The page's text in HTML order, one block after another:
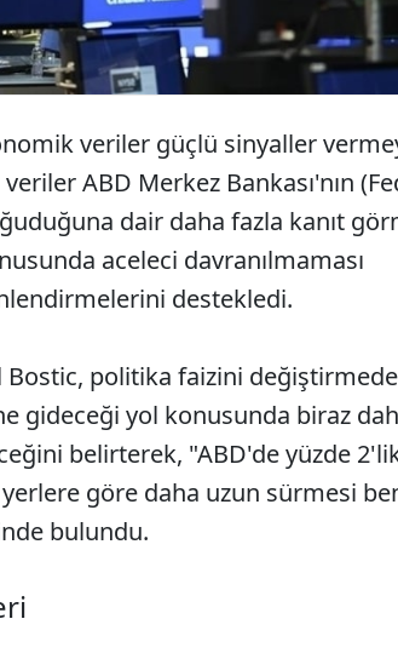
veriler güçlü sinyaller
ABD Merkez Bankası'nın
dair daha fazla kanıt
aceleci davranılmaması
destekledi.
Bostic, politika faizini
gideceği yol konusunda biraz
belirterek, "ABD'de yüzde
göre daha uzun sürmesi
bulundu.